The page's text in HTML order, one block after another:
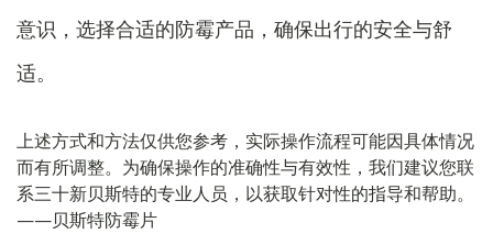
意识，选择合适的防霉产品，确保出行的安全与舒
适。
上述方式和方法仅供您参考，实际操作流程可能因具体情况
而有所调整。为确保操作的准确性与有效性，我们建议您联
系三十新贝斯特的专业人员，以获取针对性的指导和帮助。
——贝斯特防霉片